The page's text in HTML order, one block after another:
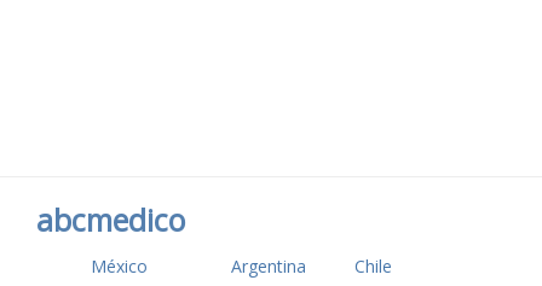
abcmedico
México Argentina Chile